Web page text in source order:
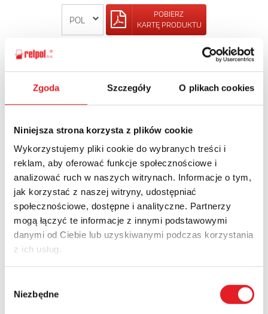
Zgoda Szczegóły O plikach cookies
Niniejsza strona korzysta z plików cookie
Wykorzystujemy pliki cookie do wybranych treści i
reklam, aby oferować funkcje społecznościowe i
analizować ruch w naszych witrynach. Informacje o tym,
jak korzystać z naszej witryny, udostępniać
społecznościowe, dostępne i analityczne. Partnerzy
mogą łączyć te informacje z innymi podstawowymi
danymi od Ciebie lub uzyskiwanymi podczas korzystania
z ich usług.
zgody
Niezbędne
POBIERZ
KARTĘ PRODUKTU
Zapytaj o szczegóły oferty
Imię i nazwisko: *
Adres e-mail: *
Nazwa firmy:
Numer telefonu: